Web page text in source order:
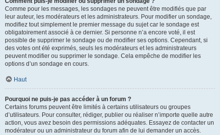
Comme pour les messages, les sondages ne peuvent être modifiés que par
leur auteur, les modérateurs et les administrateurs. Pour modifier un sondage,
modifiez tout simplement le premier message du sujet car le sondage est
obligatoirement associé à ce dernier. Si personne n’a encore voté, il est
possible de supprimer le sondage ou de modifier ses options. Cependant, si
des votes ont été exprimés, seuls les modérateurs et les administrateurs
peuvent modifier ou supprimer le sondage. Cela empêche de modifier les
options d’un sondage en cours.
Haut
Pourquoi ne puis-je pas accéder à un forum ?
Certains forums peuvent être limités à certains utilisateurs ou groupes
d’utilisateurs. Pour consulter, rédiger, publier ou réaliser n’importe quelle autre
action, vous avez besoin des permissions adéquates. Essayez de contacter un
modérateur ou un administrateur du forum afin de lui demander un accès.